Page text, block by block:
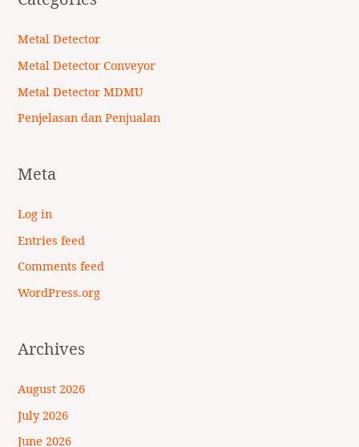
Metal Detector
Metal Detector Conveyor
Metal Detector MDMU
Penjelasan dan Penjualan
Meta
Log in
Entries feed
Comments feed
WordPress.org
Archives
August 2026
July 2026
June 2026